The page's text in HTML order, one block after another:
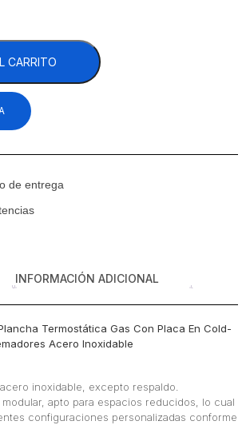
CARRITO
de entrega
INFORMACIÓN ADICIONAL
Termostática Gas Con Placa En Cold-
Acero Inoxidable
inoxidable, excepto respaldo.
apto para espacios reducidos, lo cual
configuraciones personalizadas conforme